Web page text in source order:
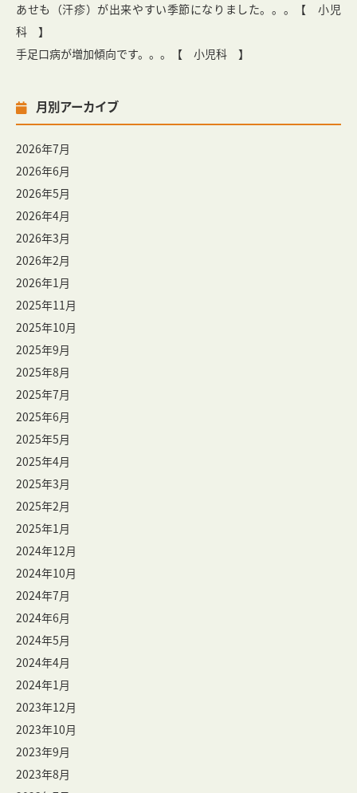
あせも（汗疹）が出来やすい季節になりました。。。【 小児
科 】
手足口病が増加傾向です。。。【 小児科 】
月別アーカイブ
2026年7月
2026年6月
2026年5月
2026年4月
2026年3月
2026年2月
2026年1月
2025年11月
2025年10月
2025年9月
2025年8月
2025年7月
2025年6月
2025年5月
2025年4月
2025年3月
2025年2月
2025年1月
2024年12月
2024年10月
2024年7月
2024年6月
2024年5月
2024年4月
2024年1月
2023年12月
2023年10月
2023年9月
2023年8月